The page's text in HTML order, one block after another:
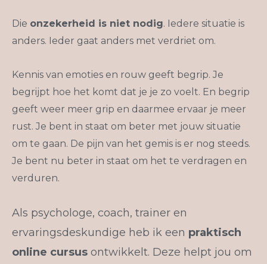
Die onzekerheid is niet nodig. Iedere situatie is
anders. Ieder gaat anders met verdriet om.
Kennis van emoties en rouw geeft begrip. Je
begrijpt hoe het komt dat je je zo voelt. En begrip
geeft weer meer grip en daarmee ervaar je meer
rust. Je bent in staat om beter met jouw situatie
om te gaan. De pijn van het gemis is er nog steeds.
Je bent nu beter in staat om het te verdragen en
verduren.
Als psychologe, coach, trainer en
ervaringsdeskundige heb ik een praktisch
online cursus ontwikkelt. Deze helpt jou om